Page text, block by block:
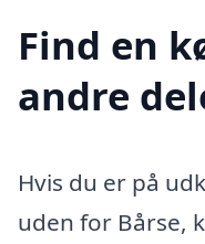
Find en
andre
Hvis du er på
uden for Bårse,